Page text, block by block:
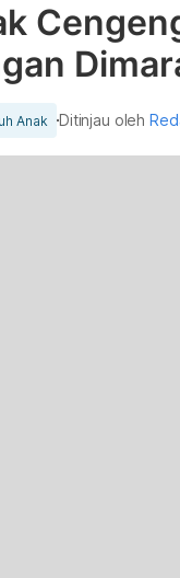
Anak Ditinjau oleh